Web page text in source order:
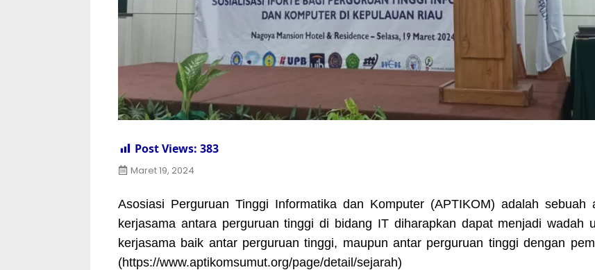
Post Views: 383
Maret 19, 2024
Asosiasi Perguruan Tinggi Informatika dan Komputer (APTIKOM) adalah sebuah
kerjasama antara perguruan tinggi di bidang IT diharapkan dapat menjadi wadah
kerjasama baik antar perguruan tinggi, maupun antar perguruan tinggi dengan
(https://www.aptikomsumut.org/page/detail/sejarah)